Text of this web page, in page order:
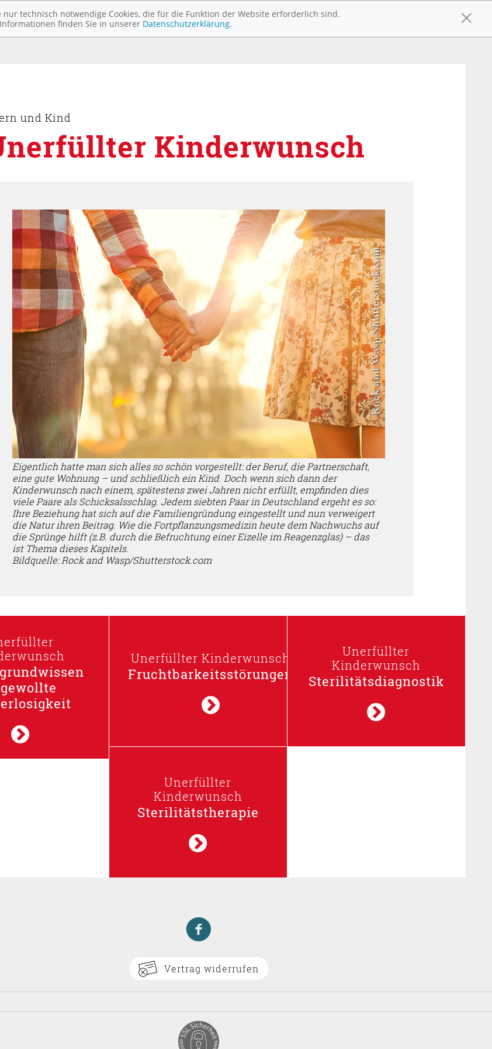
technisch notwendige Cookies, die für die Funktion der Website erforderlich sind.
finden Sie in unserer Datenschutzerklärung.
und Kind
Kinderwunsch
Eigentlich hatte man sich alles so schön vorgestellt: der Beruf, die Partnerschaft,
eine gute Wohnung – und schließlich ein Kind. Doch wenn sich dann der
Kinderwunsch nach einem, spätestens zwei Jahren nicht erfüllt, empfinden dies
viele Paare als Schicksalsschlag. Jedem siebten Paar in Deutschland ergeht es so:
Ihre Beziehung hat sich auf die Familiengründung eingestellt und nun verweigert
die Natur ihren Beitrag. Wie die Fortpflanzungsmedizin heute dem Nachwuchs auf
die Sprünge hilft (z.B. durch die Befruchtung einer Eizelle im Reagenzglas) – das
ist Thema dieses Kapitels.
Bildquelle: Rock and Wasp/Shutterstock.com
Unerfüllter Kinderwunsch
Fruchtbarkeitsstörungen
Unerfüllter
Kinderwunsch
Sterilitätsdiagnostik
Unerfüllter
Kinderwunsch
Sterilitätstherapie
Vertrag widerrufen